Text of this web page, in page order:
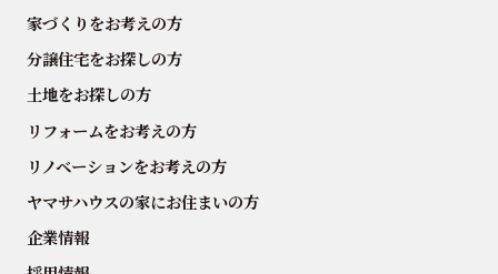
家づくりをお考えの方
分譲住宅をお探しの方
土地をお探しの方
リフォームをお考えの方
リノベーションをお考えの方
ヤマサハウスの家にお住まいの方
企業情報